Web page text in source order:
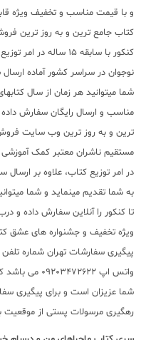
و با قیمت مناسب و تخفیف ویژه
کتاب جامع ترین و به روز ترین
کنکور با سابقه 15
نوجوان در سراسر کشور آماده
شما میتوانید هر زمان از سال
مناسب و ارسال رایگان سفارش
ترین و به روز ترین وب سایت فروش
در امر توزیع کتاب، علاوه بر
به شما تقدیم مینماید و شما
تا کنکور را آنلاین سفارش داده و
ویژه تخفیف و جشنواره های عشق
شما عزیزان است و برای پیگیری
رهگیری مرسولات پستی از موقعیت